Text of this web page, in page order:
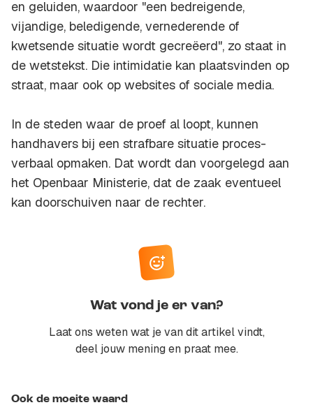
en geluiden, waardoor "een bedreigende,
vijandige, beledigende, vernederende of
kwetsende situatie wordt gecreëerd", zo staat in
de wetstekst. Die intimidatie kan plaatsvinden op
straat, maar ook op websites of sociale media.
In de steden waar de proef al loopt, kunnen
handhavers bij een strafbare situatie proces-
verbaal opmaken. Dat wordt dan voorgelegd aan
het Openbaar Ministerie, dat de zaak eventueel
kan doorschuiven naar de rechter.
Wat vond je er van?
Laat ons weten wat je van dit artikel vindt,
deel jouw mening en praat mee.
Ook de moeite waard